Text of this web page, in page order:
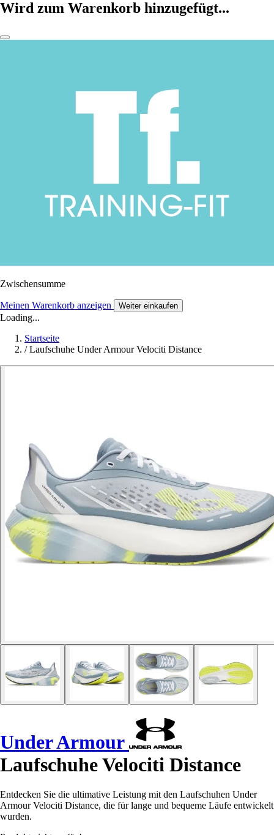
Wird zum Warenkorb hinzugefügt...
Zwischensumme
Meinen Warenkorb anzeigen Weiter einkaufen
Loading...
Startseite
/ Laufschuhe Under Armour Velociti Distance
Under Armour
Laufschuhe Velociti Distance
Entdecken Sie die ultimative Leistung mit den Laufschuhen Under
Armour Velociti Distance, die für lange und bequeme Läufe entwickelt
wurden.